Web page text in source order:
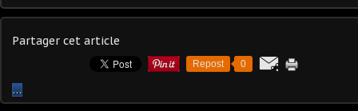
Partager cet article
Repost 0
…